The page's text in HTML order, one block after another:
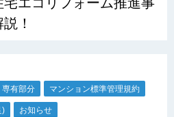
！
専有部分 マンション標準管理規約
) お知らせ